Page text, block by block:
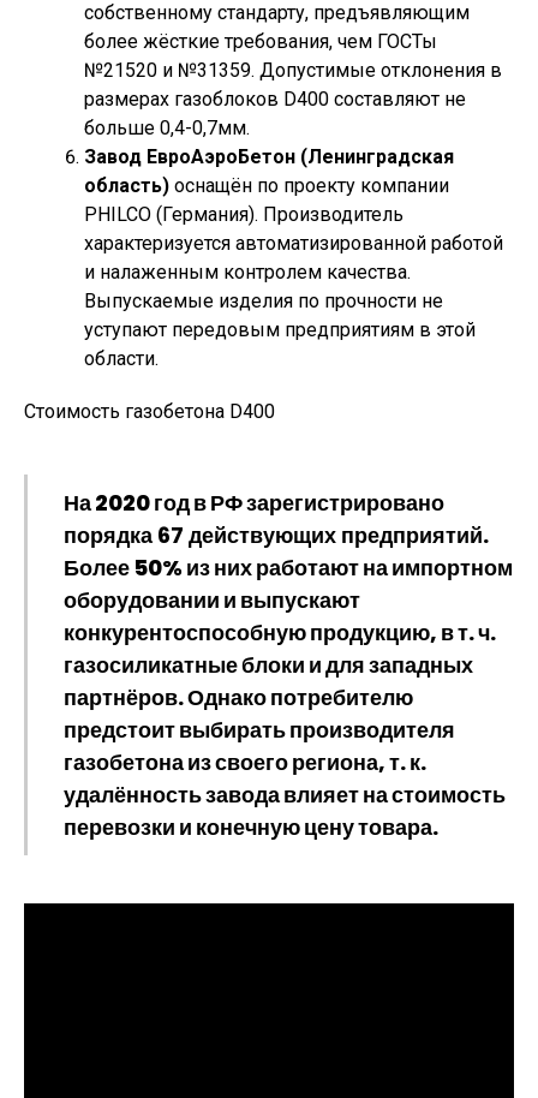
собственному стандарту, предъявляющим
более жёсткие требования, чем ГОСТы
№21520 и №31359. Допустимые отклонения в
размерах газоблоков D400 составляют не
больше 0,4-0,7мм.
Завод ЕвроАэроБетон (Ленинградская
область) оснащён по проекту компании
PHILCO (Германия). Производитель
характеризуется автоматизированной работой
и налаженным контролем качества.
Выпускаемые изделия по прочности не
уступают передовым предприятиям в этой
области.
Стоимость газобетона D400
На 2020 год в РФ зарегистрировано
порядка 67 действующих предприятий.
Более 50% из них работают на импортном
оборудовании и выпускают
конкурентоспособную продукцию, в т. ч.
газосиликатные блоки и для западных
партнёров. Однако потребителю
предстоит выбирать производителя
газобетона из своего региона, т. к.
удалённость завода влияет на стоимость
перевозки и конечную цену товара.